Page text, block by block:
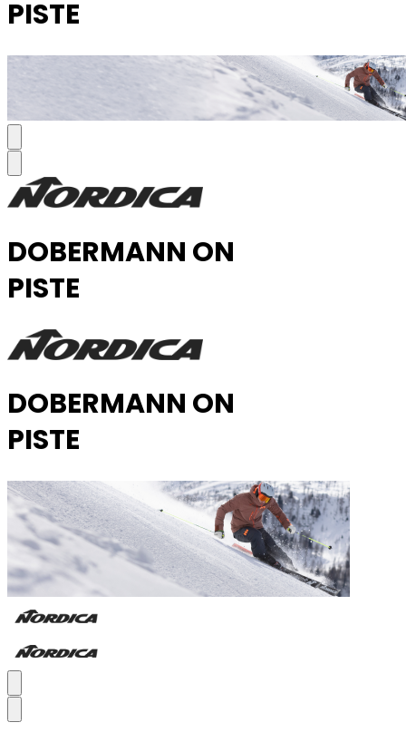
PISTE
DOBERMANN ON
PISTE
DOBERMANN ON
PISTE